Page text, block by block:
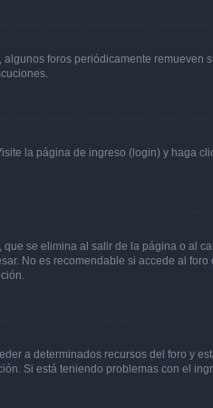
foros periódicamente
la página de ingreso (login) y haga
se elimina al salir de la página o al
No es recomendable si accede al
a determinados recursos del foro y
Si está teniendo problemas con el